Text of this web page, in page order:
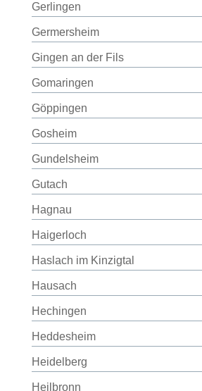
Gerlingen
Germersheim
Gingen an der Fils
Gomaringen
Göppingen
Gosheim
Gundelsheim
Gutach
Hagnau
Haigerloch
Haslach im Kinzigtal
Hausach
Hechingen
Heddesheim
Heidelberg
Heilbronn